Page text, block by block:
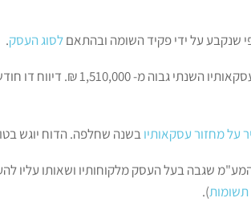
שנקבע על ידי פקיד השומה ובהתאםלסוג העסק.
דיווח חודשי יחול על עוסק
על מחזור עסקאותיובשנה שחלפה. הדוח יוגש בטופס מיוחד עד
שגבה בעל העסק מלקוחותיו ושאותו עליו
).